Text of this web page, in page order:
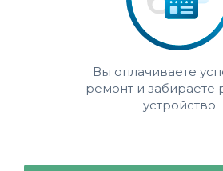
Вы оплачиваете
ремонт и забираете
устройство